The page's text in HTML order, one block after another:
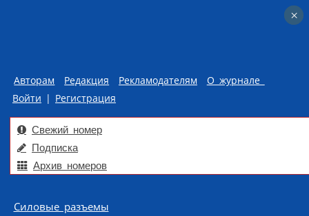
Авторам Редакция Рекламодателям
О журнале
Войти | Регистрация
Свежий номер
Подписка
Архив номеров
Skip to content
Силовые разъемы
×
×